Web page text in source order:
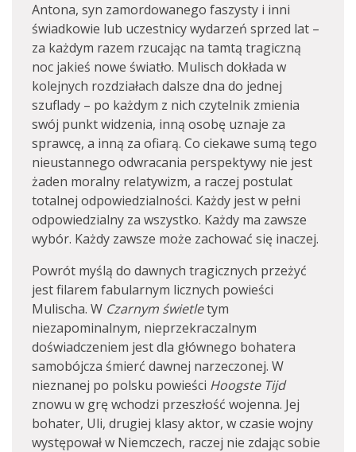
Antona, syn zamordowanego faszysty i inni
świadkowie lub uczestnicy wydarzeń sprzed lat –
za każdym razem rzucając na tamtą tragiczną
noc jakieś nowe światło. Mulisch dokłada w
kolejnych rozdziałach dalsze dna do jednej
szuflady – po każdym z nich czytelnik zmienia
swój punkt widzenia, inną osobę uznaje za
sprawcę, a inną za ofiarą. Co ciekawe sumą tego
nieustannego odwracania perspektywy nie jest
żaden moralny relatywizm, a raczej postulat
totalnej odpowiedzialności. Każdy jest w pełni
odpowiedzialny za wszystko. Każdy ma zawsze
wybór. Każdy zawsze może zachować się inaczej.
Powrót myślą do dawnych tragicznych przeżyć
jest filarem fabularnym licznych powieści
Mulischa. W Czarnym świetletym
niezapominalnym, nieprzekraczalnym
doświadczeniem jest dla głównego bohatera
samobójcza śmierć dawnej narzeczonej. W
nieznanej po polsku powieści Hoogste Tijd
znowu w grę wchodzi przeszłość wojenna. Jej
bohater, Uli, drugiej klasy aktor, w czasie wojny
występował w Niemczech, raczej nie zdając sobie